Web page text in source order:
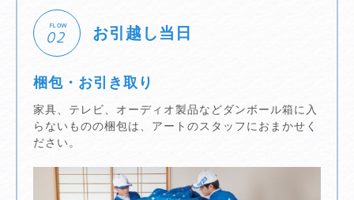
FLOW
02 お引越し当日
梱包・お引き取り
家具、テレビ、オーディオ製品などダンボール箱に入
らないものの梱包は、アートのスタッフにおまかせく
ださい。